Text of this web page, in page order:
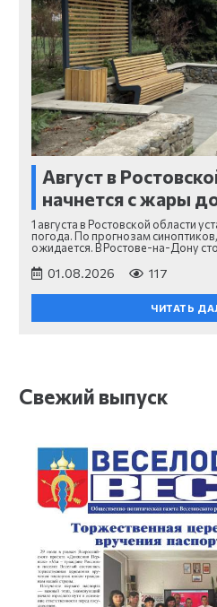
Август в
начнется с жары
1 августа в Ростовской области
погода. По прогнозам
ожидается. В Ростове-на-Дону
01.08.2026 117
ЧИТАТЬ
Свежий выпуск